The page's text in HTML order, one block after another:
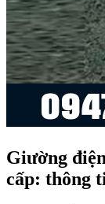
Giường
cấp: thông